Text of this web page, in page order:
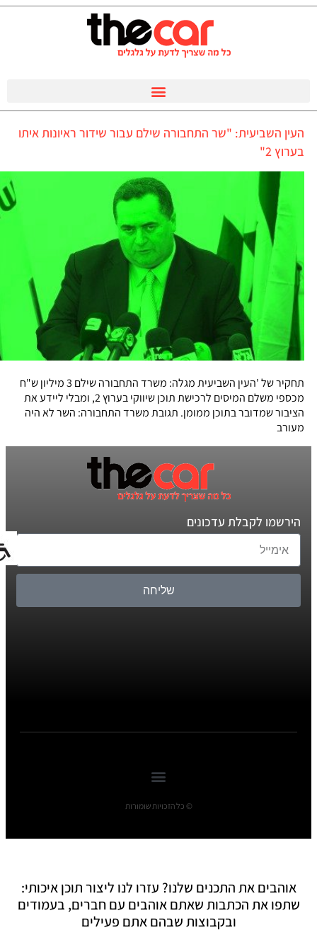
העין השביעית: "שר התחבורה שילם עבור שידור ראיונות איתו
בערוץ 2"
תחקיר של 'העין השביעית מגלה: משרד התחבורה שילם 3 מיליון ש"ח
מכספי משלם המיסים לרכישת תוכן שיווקי בערוץ 2, ומבלי ליידע את
הציבור שמדובר בתוכן ממומן. תגובת משרד התחבורה: השר לא היה
מעורב
הירשמו לקבלת עדכונים
שליחה
© כל הזכויות שומורות
אוהבים את התכנים שלנו? עזרו לנו ליצור תוכן איכותי:
שתפו את הכתבות שאתם אוהבים עם חברים, בעמודים
ובקבוצות שבהם אתם פעילים